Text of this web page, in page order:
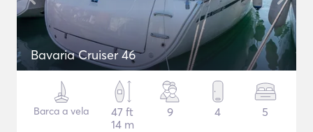
Bavaria Cruiser 46
Barca a vela
47 ft
14 m
9 4 5